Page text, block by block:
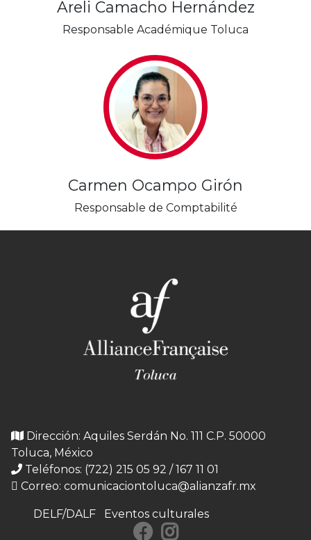
Areli Camacho Hernández
Responsable Académique Toluca
Carmen Ocampo Girón
Responsable de Comptabilité
Dirección: Aquiles Serdán No. 111 C.P. 50000
Toluca, México
Teléfonos: (722) 215 05 92 / 167 11 01
Correo: comunicaciontoluca@alianzafr.mx
DELF/DALF Eventos culturales